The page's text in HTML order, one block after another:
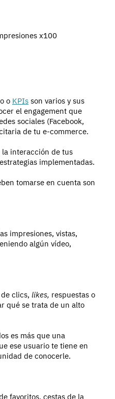
x100
o KPIs son varios y sus
el engagement que
sociales (Facebook,
de tu e-commerce.
interacción de tus
implementadas.
tomarse en cuenta son
impresiones, vistas,
algún vídeo,
de clics, likes, respuestas o
qué se trata de un alto
es más que una
ese usuario te tiene en
de conocerle.
favoritos, cestas de la